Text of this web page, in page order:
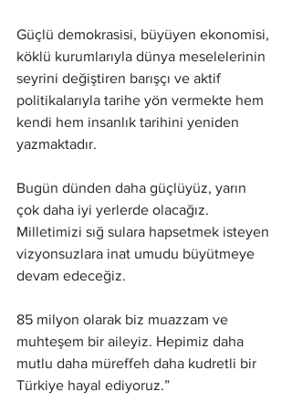
Güçlü demokrasisi, büyüyen ekonomisi,
köklü kurumlarıyla dünya meselelerinin
seyrini değiştiren barışçı ve aktif
politikalarıyla tarihe yön vermekte hem
kendi hem insanlık tarihini yeniden
yazmaktadır.
Bugün dünden daha güçlüyüz, yarın
çok daha iyi yerlerde olacağız.
Milletimizi sığ sulara hapsetmek isteyen
vizyonsuzlara inat umudu büyütmeye
devam edeceğiz.
85 milyon olarak biz muazzam ve
muhteşem bir aileyiz. Hepimiz daha
mutlu daha müreffeh daha kudretli bir
Türkiye hayal ediyoruz.”